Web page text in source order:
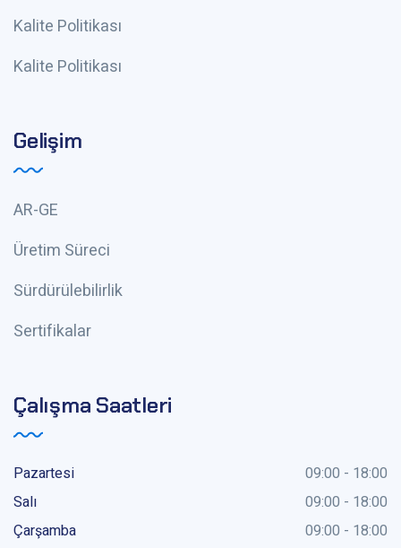
Kalite Politikası
Kalite Politikası
Gelişim
AR-GE
Üretim Süreci
Sürdürülebilirlik
Sertifikalar
Çalışma Saatleri
Pazartesi
09:00 - 18:00
Salı
09:00 - 18:00
Çarşamba
09:00 - 18:00